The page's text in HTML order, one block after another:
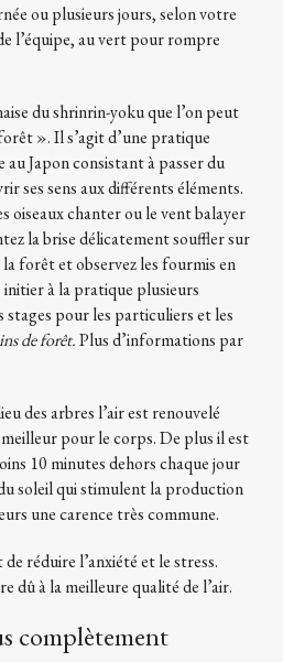
ou plusieurs jours, selon votre
l’équipe, au vert pour rompre
du shrinrin-yoku que l’on peut
». Il s’agit d’une pratique
au Japon consistant à passer du
ses sens aux différents éléments.
oiseaux chanter ou le vent balayer
la brise délicatement souffler sur
forêt et observez les fourmis en
initier à la pratique plusieurs
pour les particuliers et les
de forêt.Plus d’informations par
des arbres l’air est renouvelé
pour le corps. De plus il est
10 minutes dehors chaque jour
soleil qui stimulent la production
une carence très commune.
réduire l’anxiété et le stress.
dû à la meilleure qualité de l’air.
complètement